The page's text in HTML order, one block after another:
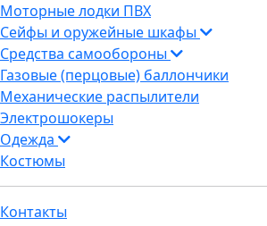
Моторные лодки ПВХ
Сейфы и оружейные шкафы
Средства самообороны
Газовые (перцовые) баллончики
Механические распылители
Электрошокеры
Одежда
Костюмы
Контакты